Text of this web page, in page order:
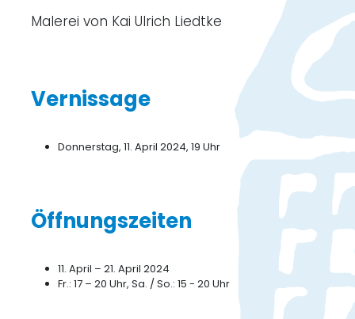
Malerei von Kai Ulrich Liedtke
Vernissage
Donnerstag, 11. April 2024, 19 Uhr
Öffnungszeiten
11. April – 21. April 2024
Fr.: 17 – 20 Uhr, Sa. / So.: 15 - 20 Uhr